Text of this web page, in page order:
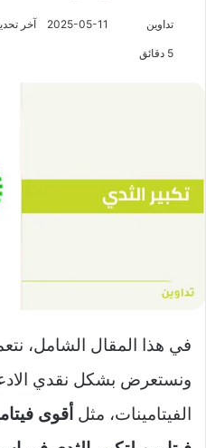
تداوين 2025-05-11 آخر تحديث:
في هذا المقال الشامل،
ونستعرض بشكل نقدي
الفيتامينات، مثل أقوى